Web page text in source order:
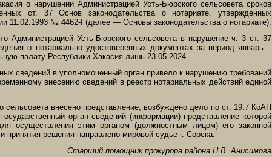
о нарушении Администрацией Усть-Бюрского сельсовета сроков
ст. 37 Основ законодательства о нотариате, утвержденных
11.02.1993 № 4462-I (далее — Основы законодательства о нотариате).
Администрацией Усть-Бюрского сельсовета в нарушение ч. 3 ст. 37
о нотариально удостоверенных документах за период январь –
палату Республики Хакасия лишь 23.05.2024.
сведений в уполномоченный орган привело к нарушению требований
внесению сведений в реестр нотариальных действий единой
сельсовета внесено представление, возбуждено дело по ст. 19.7 КоАП
орган сведений (информации) представление которой
осуществления этим органом (должностным лицом) его законной
принятия решения направлено мировой судье г. Сорска.
Старший помощник прокурора района Н.В. Анисимова